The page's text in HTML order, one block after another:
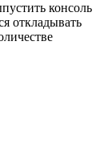
консоль
откладывать